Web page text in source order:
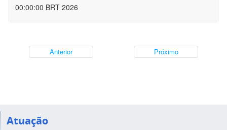
00:00:00 BRT 2026
Anterior Próximo
Atuação